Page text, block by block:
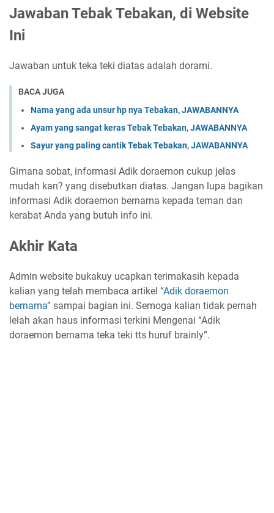
Jawaban Tebak Tebakan, di Website
Ini
Jawaban untuk teka teki diatas adalah dorami.
BACA JUGA
Nama yang ada unsur hp nya Tebakan, JAWABANNYA
Ayam yang sangat keras Tebak Tebakan, JAWABANNYA
Sayur yang paling cantik Tebak Tebakan, JAWABANNYA
Gimana sobat, informasi Adik doraemon cukup jelas
mudah kan? yang disebutkan diatas. Jangan lupa bagikan
informasi Adik doraemon bernama kepada teman dan
kerabat Anda yang butuh info ini.
Akhir Kata
Admin website bukakuy ucapkan terimakasih kepada
kalian yang telah membaca artikel “Adik doraemon
bernama” sampai bagian ini. Semoga kalian tidak pernah
lelah akan haus informasi terkini Mengenai “Adik
doraemon bernama teka teki tts huruf brainly”.